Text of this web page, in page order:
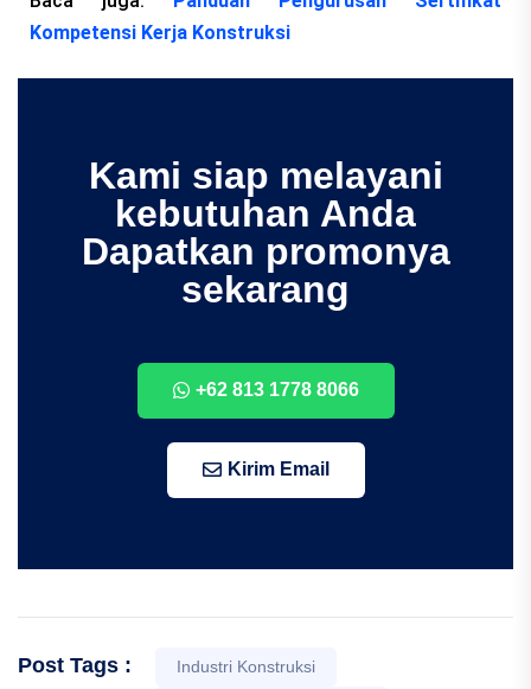
Kompetensi Kerja Konstruksi
Kami siap melayani
kebutuhan Anda
Dapatkan promonya
sekarang
+62 813 1778 8066
Kirim Email
Post Tags : Industri Konstruksi